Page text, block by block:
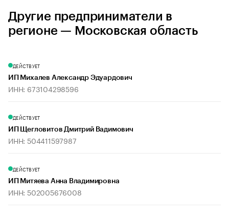
Другие предприниматели в
регионе — Московская область
ДЕЙСТВУЕТ
ИП Михалев Александр Эдуардович
ИНН: 673104298596
ДЕЙСТВУЕТ
ИП Щегловитов Дмитрий Вадимович
ИНН: 504411597987
ДЕЙСТВУЕТ
ИП Митяева Анна Владимировна
ИНН: 502005676008